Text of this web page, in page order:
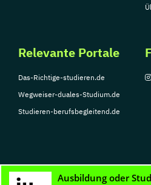
Relevante Portale
Das-Richtige-studieren.de
Wegweiser-duales-Studium.de
Studieren-berufsbegleitend.de